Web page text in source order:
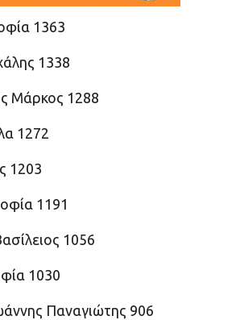
1363
1338
Μάρκος 1288
1272
1203
1191
1056
1030
Παναγιώτης 906